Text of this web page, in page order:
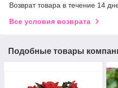
Возврат товара в течение 14
Все условия возврата
Подобные товары